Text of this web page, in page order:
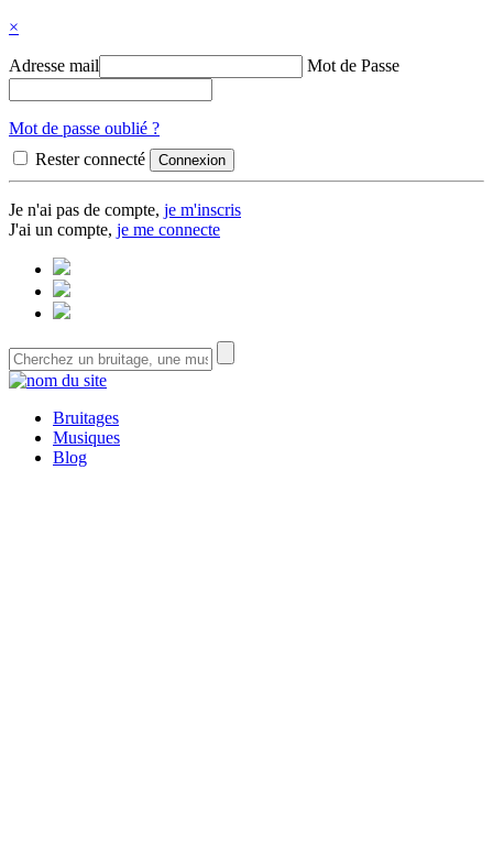
×
Adresse mail Mot de Passe
Mot de passe oublié ?
Rester connecté
Je n'ai pas de compte, je m'inscris
J'ai un compte, je me connecte
Bruitages
Musiques
Blog